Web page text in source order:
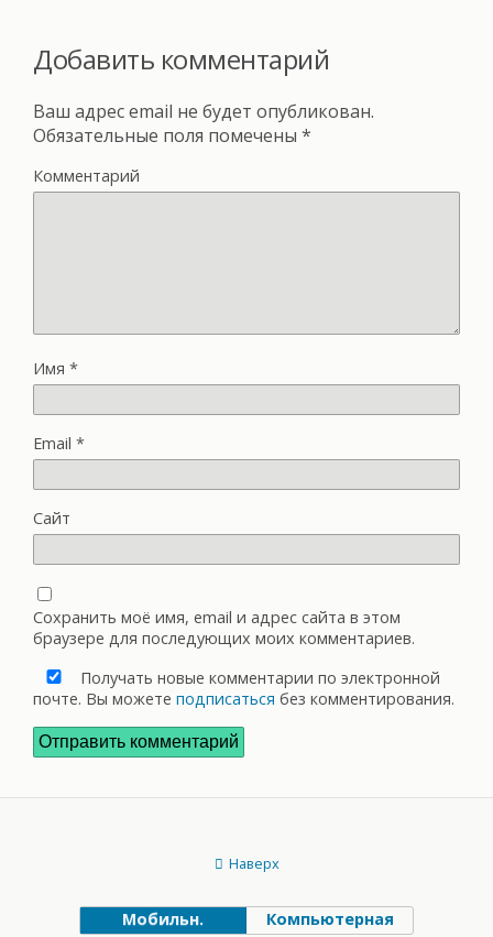
Добавить комментарий
Ваш адрес email не будет опубликован.
Обязательные поля помечены *
Комментарий
Имя *
Email *
Сайт
Сохранить моё имя, email и адрес сайта в этом
браузере для последующих моих комментариев.
Получать новые комментарии по электронной
почте. Вы можете подписаться без комментирования.
Наверх
Мобильн. Компьютерная